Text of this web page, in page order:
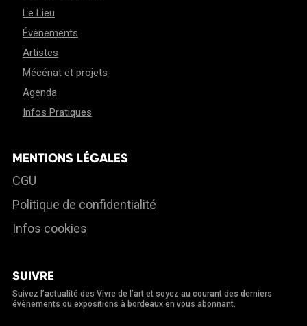
Le Lieu
Événements
Artistes
Mécénat et projets
Agenda
Infos Pratiques
MENTIONS LÉGALES
CGU
Politique de confidentialité
Infos cookies
SUIVRE
Suivez l’actualité des Vivre de l’art et soyez au courant des derniers
évènements ou expositions à bordeaux en vous abonnant.